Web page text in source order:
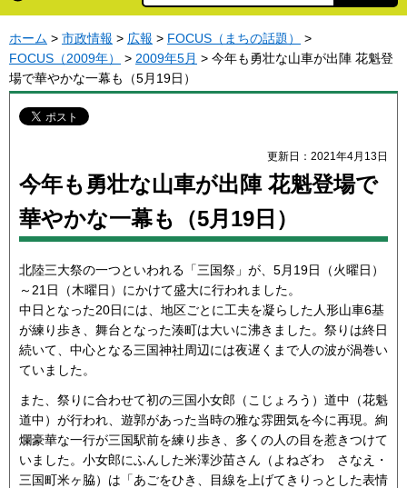
ホーム > 市政情報 > 広報 > FOCUS（まちの話題）
>
FOCUS（2009年）
> 2009年5月 > 今年も勇壮な山車が出陣 花魁登
場で華やかな一幕も（5月19日）
更新日：2021年4月13日
今年も勇壮な山車が出陣 花魁登場で
華やかな一幕も（5月19日）
北陸三大祭の一つといわれる「三国祭」が、5月19日（火曜日）
～21日（木曜日）にかけて盛大に行われました。
中日となった20日には、地区ごとに工夫を凝らした人形山車6基
が練り歩き、舞台となった湊町は大いに沸きました。祭りは終日
続いて、中心となる三国神社周辺には夜遅くまで人の波が渦巻い
ていました。
また、祭りに合わせて初の三国小女郎（こじょろう）道中（花魁
道中）が行われ、遊郭があった当時の雅な雰囲気を今に再現。絢
爛豪華な一行が三国駅前を練り歩き、多くの人の目を惹きつけて
いました。小女郎にふんした米澤沙苗さん（よねざわ さなえ・
三国町米ヶ脇）は「あごをひき、目線を上げてきりっとした表情